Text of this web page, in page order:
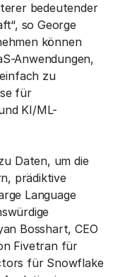
bedeutender
so George
können
Anwendungen,
zu
für
KI/ML-
Daten, um die
prädiktive
Language
Bosshart, CEO
Fivetran für
für Snowflake